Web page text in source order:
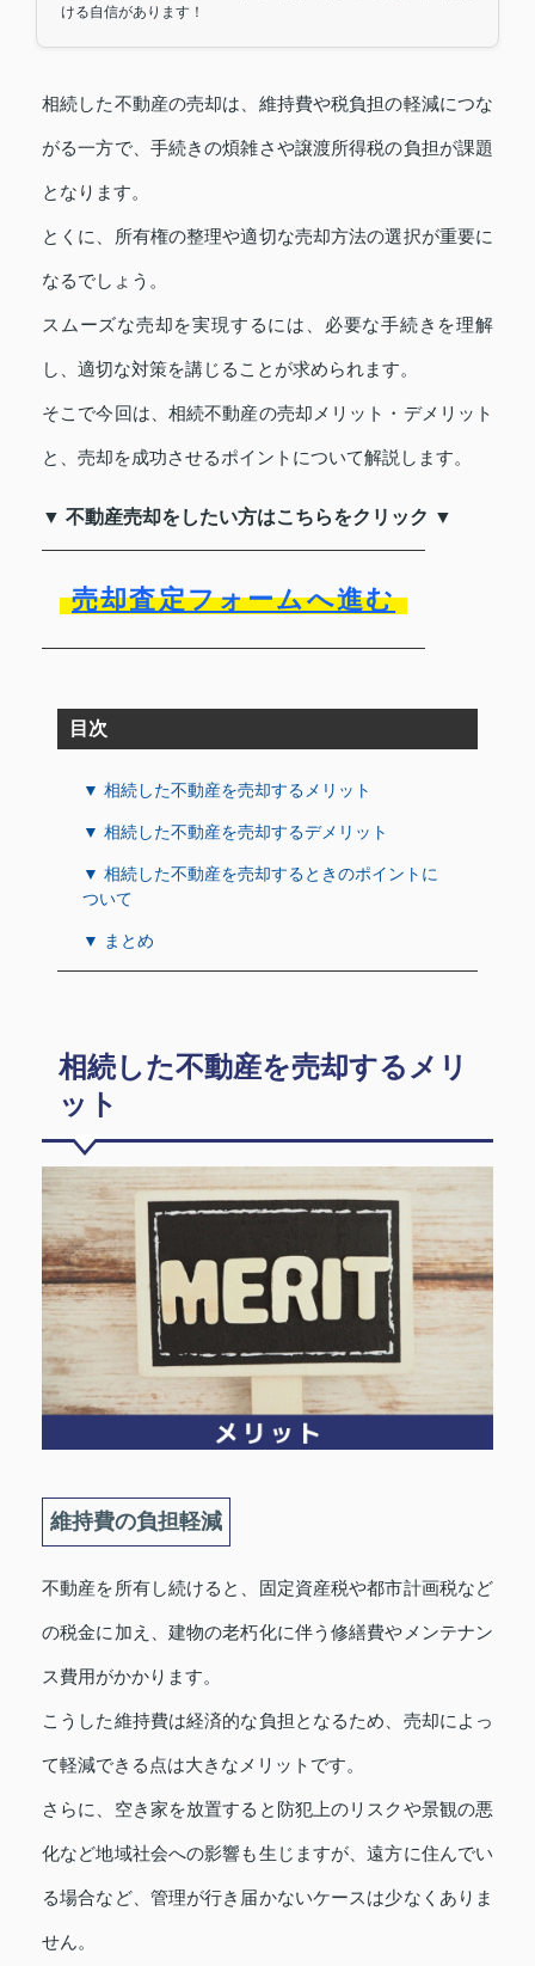
ける自信があります！
相続した不動産の売却は、維持費や税負担の軽減につな
がる一方で、手続きの煩雑さや譲渡所得税の負担が課題
となります。
とくに、所有権の整理や適切な売却方法の選択が重要に
なるでしょう。
スムーズな売却を実現するには、必要な手続きを理解
し、適切な対策を講じることが求められます。
そこで今回は、相続不動産の売却メリット・デメリット
と、売却を成功させるポイントについて解説します。
▼ 不動産売却をしたい方はこちらをクリック ▼
売却査定フォームへ進む
目次
▼ 相続した不動産を売却するメリット
▼ 相続した不動産を売却するデメリット
▼ 相続した不動産を売却するときのポイントに
ついて
▼ まとめ
相続した不動産を売却するメリ
ット
維持費の負担軽減
不動産を所有し続けると、固定資産税や都市計画税など
の税金に加え、建物の老朽化に伴う修繕費やメンテナン
ス費用がかかります。
こうした維持費は経済的な負担となるため、売却によっ
て軽減できる点は大きなメリットです。
さらに、空き家を放置すると防犯上のリスクや景観の悪
化など地域社会への影響も生じますが、遠方に住んでい
る場合など、管理が行き届かないケースは少なくありま
せん。